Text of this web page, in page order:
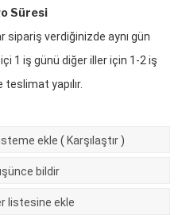
Süresi
sipariş verdiğinizde aynı gün
1 iş günü diğer iller için 1-2 iş
yapılır.
ekle (Karşılaştır)
bildir
listesine ekle